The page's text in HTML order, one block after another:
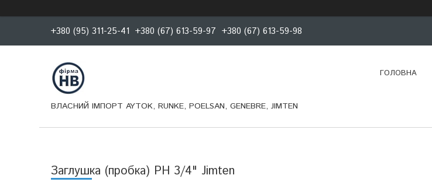
+380 (95) 311-25-41 +380 (67) 613-59-97 +380 (67) 613-59-98
ВЛАСНИЙ ІМПОРТ AYTOK, RUNKE, POELSAN, GENEBRE, JIMTEN
ГОЛОВНА
Заглушка (пробка) РН 3/4" Jimten